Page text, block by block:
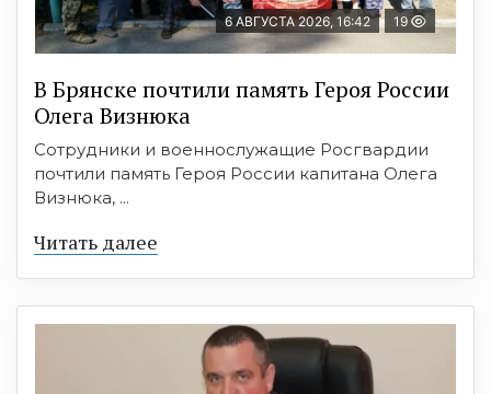
6 АВГУСТА 2026, 16:42 19
В Брянске почтили память Героя России
Олега Визнюка
Сотрудники и военнослужащие Росгвардии
почтили память Героя России капитана Олега
Визнюка, ...
Читать далее